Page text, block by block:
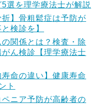
選を理学療法士が解説
折】骨粗鬆症は予防が
検診を】
関係とは？検査・除
ん検診【理学療法士
寿命の違い】健康寿命
ト
ニア予防が高齢者の